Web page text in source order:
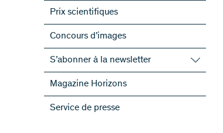
Prix scientifiques
Concours d’images
S’abonner à la newsletter
S’abonner à la newsletter du FNS
S’abonner aux newsletter des PRN
ScienceGeist
Magazine Horizons
Service de presse